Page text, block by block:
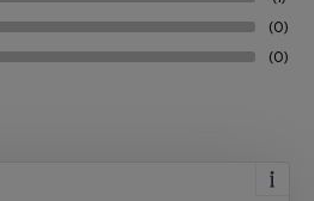
(0)
(0)